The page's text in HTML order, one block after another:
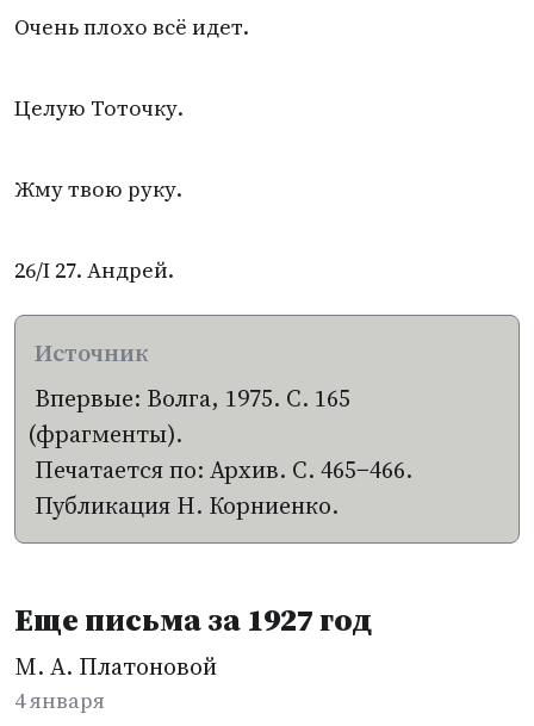
Очень плохо всё идет.
Целую Тоточку.
Жму твою руку.
26/I 27. Андрей.
Впервые: Волга, 1975. С. 165
(фрагменты).
Печатается по: Архив. С. 465−466.
Публикация Н. Корниенко.
Еще письма за 1927 год
М. А. Платоновой
4 января